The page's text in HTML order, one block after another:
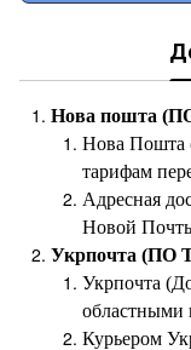
Нова пошта
Нова Пошта
тарифам
Адресная
Новой
Укрпочта
Укрпочта
областными
Курьером